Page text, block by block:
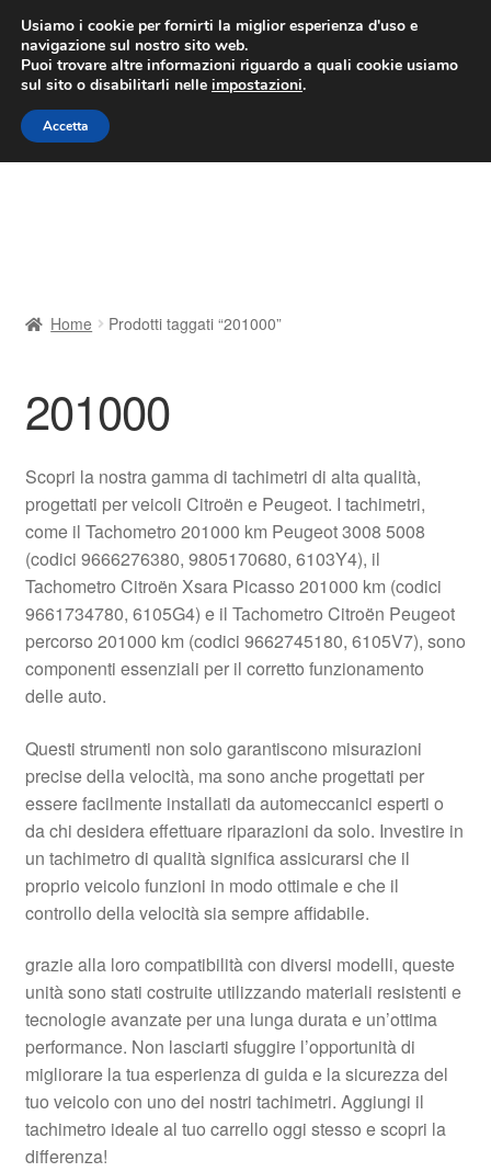
CONSEGNA da 7 EUR
Lun-Ven 9:00 - 16:00/800 580 290
Vai
alla
navigazione
Vai
al
contenuto
Contatto
Il mio account
Pagamenti
Politica sulla riservatezza
Procedura di Reclamo
Registratore di cassa
Rimostranza
Spedizione in tutto il mondo
Termini e condizioni
Home Prodotti taggati “201000”
201000
Scopri la nostra gamma di tachimetri di alta qualità,
progettati per veicoli Citroën e Peugeot. I tachimetri,
come il Tachometro 201000 km Peugeot 3008 5008
(codici 9666276380, 9805170680, 6103Y4), il
Tachometro Citroën Xsara Picasso 201000 km (codici
9661734780, 6105G4) e il Tachometro Citroën Peugeot
percorso 201000 km (codici 9662745180, 6105V7), sono
componenti essenziali per il corretto funzionamento
delle auto.
Questi strumenti non solo garantiscono misurazioni
precise della velocità, ma sono anche progettati per
essere facilmente installati da automeccanici esperti o
da chi desidera effettuare riparazioni da solo. Investire in
un tachimetro di qualità significa assicurarsi che il
proprio veicolo funzioni in modo ottimale e che il
controllo della velocità sia sempre affidabile.
grazie alla loro compatibilità con diversi modelli, queste
unità sono stati costruite utilizzando materiali resistenti e
tecnologie avanzate per una lunga durata e un’ottima
performance. Non lasciarti sfuggire l’opportunità di
migliorare la tua esperienza di guida e la sicurezza del
tuo veicolo con uno dei nostri tachimetri. Aggiungi il
tachimetro ideale al tuo carrello oggi stesso e scopri la
differenza!
Usiamo i cookie per fornirti la miglior esperienza d'uso e
navigazione sul nostro sito web.
Puoi trovare altre informazioni riguardo a quali cookie usiamo
sul sito o disabilitarli nelle impostazioni.
Accetta